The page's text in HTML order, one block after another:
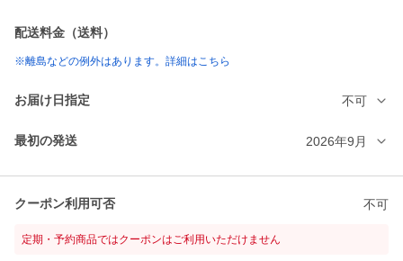
配送料金（送料）
※離島などの例外はあります。詳細はこちら
お届け日指定 不可
最初の発送 2026年9月
クーポン利用可否 不可
定期・予約商品ではクーポンはご利用いただけません